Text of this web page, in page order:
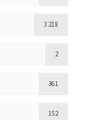
3 218
2
361
152